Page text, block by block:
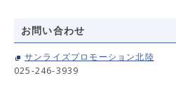
お問い合わせ
サンライズプロモーション北陸
025-246-3939